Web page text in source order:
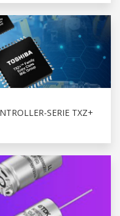
SERIE TXZ+